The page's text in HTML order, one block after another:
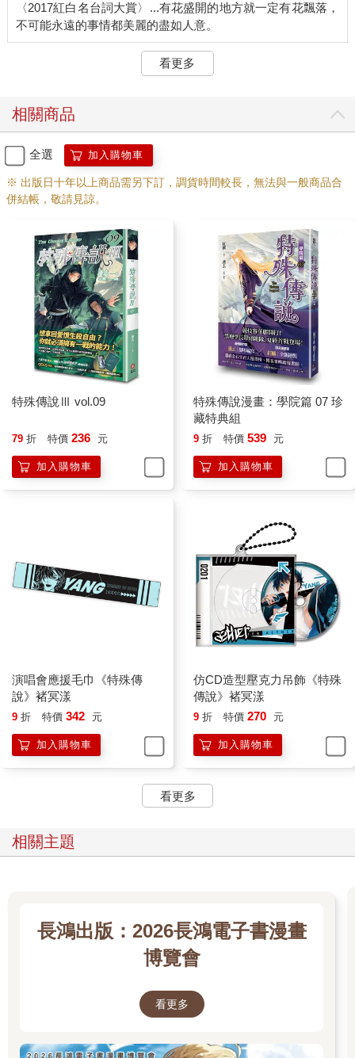
〈2017紅白名台詞大賞〉...有花盛開的地方就一定有花飄落，
看更多
相關商品
全選 加入購物車
※ 出版日十年以上商品需另下訂，調貨時間較長，無法與一般商品合
併結帳，敬請見諒。
特殊傳說Ⅲ vol.09
79 折 特價 236 元
加入購物車
特殊傳說漫畫：學院篇 07 珍
藏特典組
9 折 特價 539 元
加入購物車
演唱會應援毛巾《特殊傳
說》褚冥漾
9 折 特價 342 元
加入購物車
仿CD造型壓克力吊飾《特殊
傳說》褚冥漾
9 折 特價 270 元
加入購物車
看更多
相關主題
長鴻出版：2026長鴻電子書漫畫
博覽會
看更多